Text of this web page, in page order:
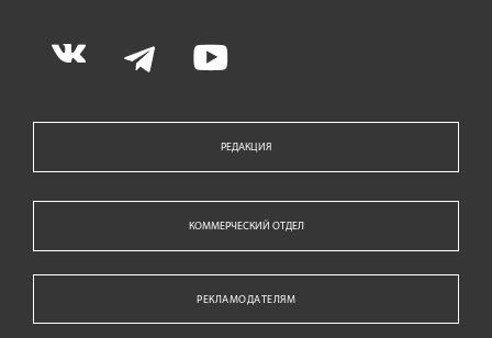
РЕДАКЦИЯ
КОММЕРЧЕСКИЙ ОТДЕЛ
РЕКЛАМОДАТЕЛЯМ